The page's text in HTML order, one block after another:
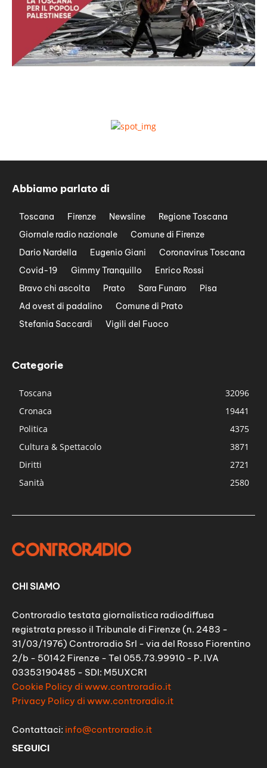
Abbiamo parlato di
Toscana Firenze Newsline
Regione Toscana
Giornale radio nazionale
Comune di Firenze
Dario Nardella
Eugenio Giani
Coronavirus Toscana
Covid-19
Gimmy Tranquillo
Enrico Rossi
Bravo chi ascolta
Prato Sara Funaro
Pisa
Ad ovest di padalino
Comune di Prato
Stefania Saccardi
Vigili del Fuoco
Categorie
Toscana
32096
Cronaca
19441
Politica
4375
Cultura & Spettacolo
3871
Diritti
2721
Sanità
2580
CHI SIAMO
Controradio testata giornalistica radiodiffusa
registrata presso il Tribunale di Firenze (n. 2483 -
31/03/1976) Controradio Srl - via del Rosso Fiorentino
2/b - 50142 Firenze - Tel 055.73.99910 - P. IVA
03353190485 - SDI: M5UXCR1
Cookie Policy di www.controradio.it
Privacy Policy di www.controradio.it
Contattaci: info@controradio.it
SEGUICI